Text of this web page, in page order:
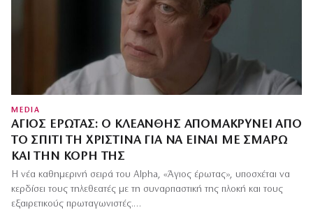
MEDIA
ΆΓΙΟΣ ΈΡΩΤΑΣ: Ο ΚΛΕΆΝΘΗΣ ΑΠΟΜΑΚΡΎΝΕΙ ΑΠΌ
ΤΟ ΣΠΊΤΙ ΤΗ ΧΡΙΣΤΊΝΑ ΓΙΑ ΝΑ ΕΊΝΑΙ ΜΕ ΣΜΑΡΏ
ΚΑΙ ΤΗΝ ΚΌΡΗ ΤΗΣ
Η νέα καθημερινή σειρά του Alpha, «Άγιος έρωτας», υποσχέται να
κερδίσει τους τηλεθεατές με τη συναρπαστική της πλοκή και τους
εξαιρετικούς πρωταγωνιστές.…